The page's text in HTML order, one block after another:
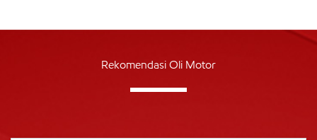
Rekomendasi Oli Motor